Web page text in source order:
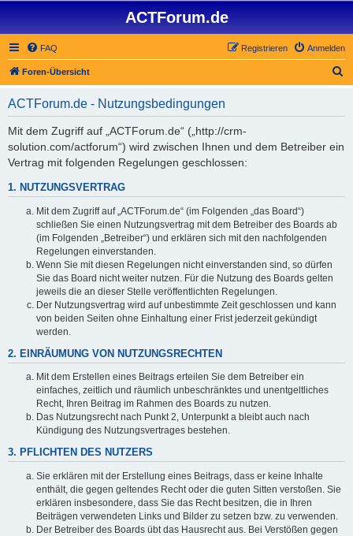
ACTForum.de
FAQ Anmelden
Registrieren
Foren-Übersicht
ACTForum.de - Nutzungsbedingungen
Mit dem Zugriff auf „ACTForum.de“ („http://crm-
solution.com/actforum“) wird zwischen Ihnen und dem Betreiber ein
Vertrag mit folgenden Regelungen geschlossen:
1. NUTZUNGSVERTRAG
Mit dem Zugriff auf „ACTForum.de“ (im Folgenden „das Board“)
schließen Sie einen Nutzungsvertrag mit dem Betreiber des Boards ab
(im Folgenden „Betreiber“) und erklären sich mit den nachfolgenden
Regelungen einverstanden.
Wenn Sie mit diesen Regelungen nicht einverstanden sind, so dürfen
Sie das Board nicht weiter nutzen. Für die Nutzung des Boards gelten
jeweils die an dieser Stelle veröffentlichten Regelungen.
Der Nutzungsvertrag wird auf unbestimmte Zeit geschlossen und kann
von beiden Seiten ohne Einhaltung einer Frist jederzeit gekündigt
werden.
2. EINRÄUMUNG VON NUTZUNGSRECHTEN
Mit dem Erstellen eines Beitrags erteilen Sie dem Betreiber ein
einfaches, zeitlich und räumlich unbeschränktes und unentgeltliches
Recht, Ihren Beitrag im Rahmen des Boards zu nutzen.
Das Nutzungsrecht nach Punkt 2, Unterpunkt a bleibt auch nach
Kündigung des Nutzungsvertrages bestehen.
3. PFLICHTEN DES NUTZERS
Sie erklären mit der Erstellung eines Beitrags, dass er keine Inhalte
enthält, die gegen geltendes Recht oder die guten Sitten verstoßen. Sie
erklären insbesondere, dass Sie das Recht besitzen, die in Ihren
Beiträgen verwendeten Links und Bilder zu setzen bzw. zu verwenden.
Der Betreiber des Boards übt das Hausrecht aus. Bei Verstößen gegen